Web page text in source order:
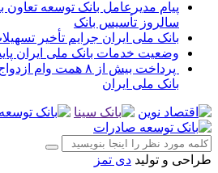
سالروز تأسیس بانک
بانک ملی ایران جرایم تأخیر
وضعیت خدمات بانک ملی ایران
پرداخت بیش از ۸
بانک ملی ایران
طراحی و تولید دی تمز